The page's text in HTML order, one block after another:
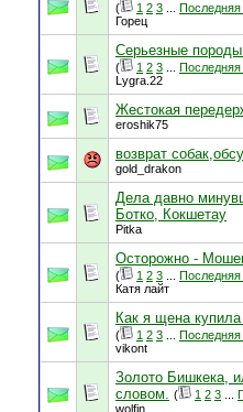
( 1 2 3 Последняя
Горец
Серьезные
( 1 2 3 Последняя
Lygra.22
Жестокая
eroshik75
возврат
gold_drakon
Дела давно
Ботко, Кокшетау
Pitka
Осторожно -
( 1 2 3 Последняя
Катя лайт
Как я щена
( 1 2 3 Последняя
vikont
Золото Бишкека,
словом. ( 1 2 3
wolfin